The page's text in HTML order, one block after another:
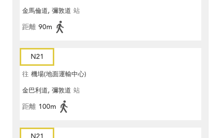
金馬倫道, 彌敦道 站
距離 90m
N21
往 機場(地面運輸中心)
金巴利道, 彌敦道 站
距離 100m